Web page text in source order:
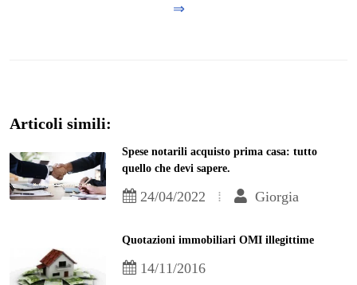
⇒
Articoli simili:
Spese notarili acquisto prima casa: tutto
quello che devi sapere.
24/04/2022 Giorgia
Quotazioni immobiliari OMI illegittime
14/11/2016